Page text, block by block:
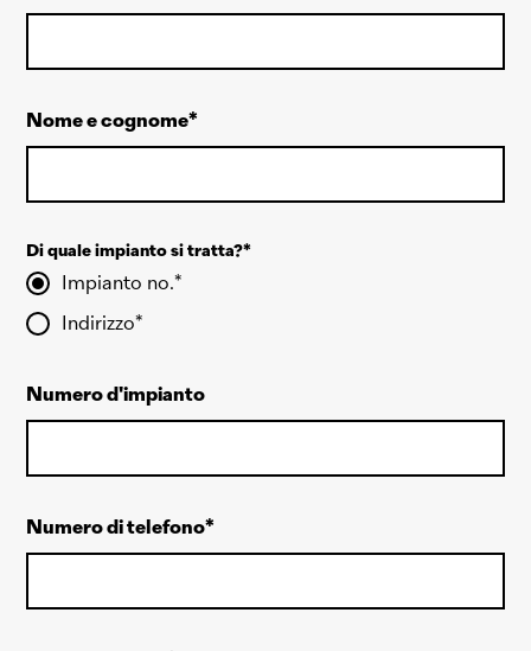
Nome e cognome
Di quale impianto si tratta?
Impianto no.
Indirizzo
Numero d'impianto
Numero di telefono